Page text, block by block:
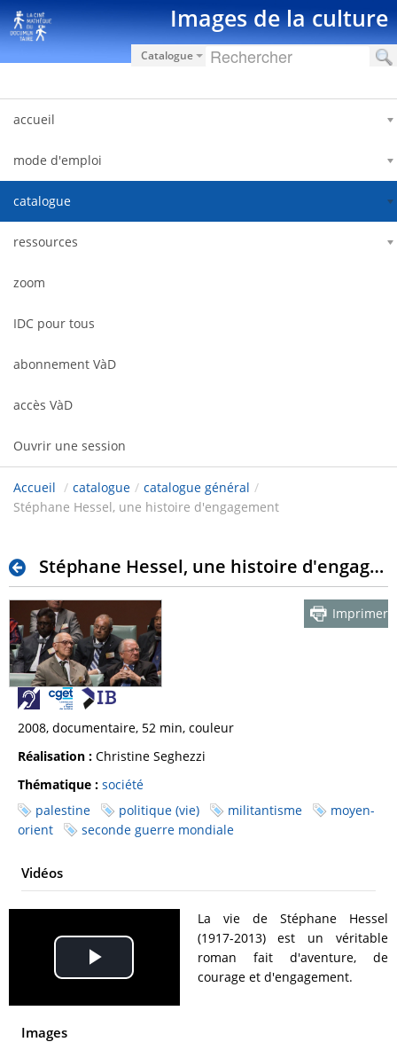
Saut au contenu Images de la culture
Catalogue
accueil
mode d'emploi
catalogue
ressources
zoom
IDC pour tous
abonnement VàD
accès VàD
Ouvrir une session
Accueil / catalogue / catalogue général /
Stéphane Hessel, une histoire d'engagement
Stéphane Hessel, une histoire d'engagement
Imprimer
2008, documentaire, 52 min, couleur
Réalisation : Christine Seghezzi
Thématique : société
palestine
politique (vie) militantisme
moyen-
orient
seconde guerre mondiale
Vidéos
Play
Video
La vie de Stéphane Hessel
(1917-2013) est un véritable
roman fait d'aventure, de
courage et d'engagement.
Images